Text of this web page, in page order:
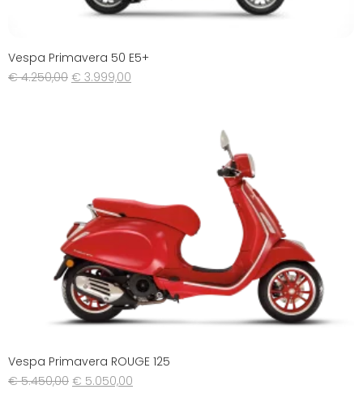
Vespa Primavera 50 E5+
€4.250,00 € 3.999,00
Vespa Primavera ROUGE 125
€5.450,00 € 5.050,00